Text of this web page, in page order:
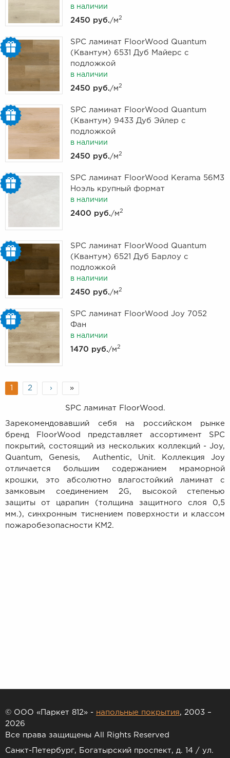
в наличии
2450 руб. /м2
SPC ламинат FloorWood Quantum
(Квантум) 6531 Дуб Майерс с
подложкой
в наличии
2450 руб. /м2
SPC ламинат FloorWood Quantum
(Квантум) 9433 Дуб Эйлер с
подложкой
в наличии
2450 руб. /м2
SPC ламинат FloorWood Kerama 56M3
Ноэль крупный формат
в наличии
2400 руб. /м2
SPC ламинат FloorWood Quantum
(Квантум) 6521 Дуб Барлоу с
подложкой
в наличии
2450 руб. /м2
SPC ламинат FloorWood Joy 7052
Фан
в наличии
1470 руб. /м2
1 2 › »
SPC ламинат FloorWood.
Зарекомендовавший себя на российском рынке
бренд FloorWood представляет ассортимент SPC
покрытий, состоящий из нескольких коллекций - Joy,
Quantum, Genesis, Authentic, Unit. Коллекция Joy
отличается большим содержанием мраморной
крошки, это абсолютно влагостойкий ламинат с
замковым соединением 2G, высокой степенью
защиты от царапин (толщина защитного слоя 0,5
мм.), синхронным тиснением поверхности и классом
пожаробезопасности КМ2.
© ООО «Паркет 812» - напольные покрытия, 2003 –
2026
Все права защищены All Rights Reserved
Санкт-Петербург, Богатырский проспект, д. 14 / ул.